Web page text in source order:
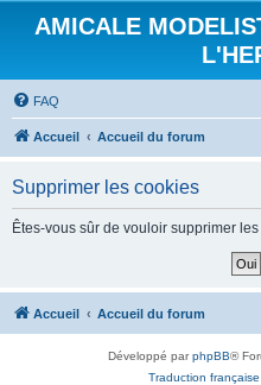
AMICALE
FAQ
Accueil Accueil du forum
Supprimer les cookies
Êtes-vous sûr de vouloir supprimer
Accueil Accueil du forum
Développé parphpBB®
Traduction